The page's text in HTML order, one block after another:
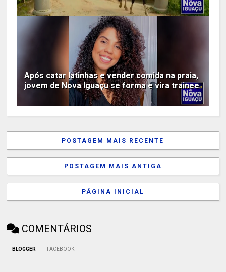
Após catar latinhas e vender comida na praia,
jovem de Nova Iguaçu se forma e vira trainee
POSTAGEM MAIS RECENTE
POSTAGEM MAIS ANTIGA
PÁGINA INICIAL
COMENTÁRIOS
BLOGGER FACEBOOK